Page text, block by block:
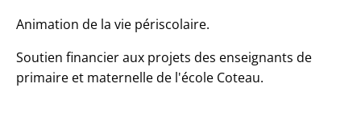
Animation de la vie périscolaire.
Soutien financier aux projets des enseignants de
primaire et maternelle de l'école Coteau.